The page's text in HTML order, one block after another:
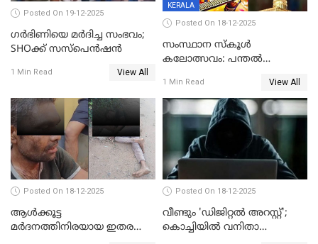
Posted On 19-12-2025
ഗര്‍ഭിണിയെ മർദിച്ച സംഭവം;
SHOക്ക് സസ്പെൻഷൻ
1 Min Read View All
KERALA
Posted On 18-12-2025
സംസ്ഥാന സ്കൂൾ
കലോത്സവം: പന്തൽ
1 Min Read View All
Posted On 18-12-2025
ആൾക്കൂട്ട
മർദനത്തിനിരയായ ഇതര
Posted On 18-12-2025
വീണ്ടും 'ഡിജിറ്റല്‍ അറസ്റ്റ്';
കൊച്ചിയില്‍ വനിതാ